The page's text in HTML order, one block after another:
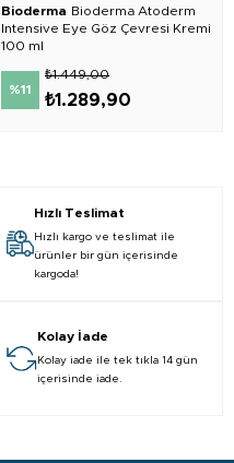
Bioderma Bioderma Atoderm
Intensive Eye Göz Çevresi Kremi
100 ml
%11
₺1.289,90
₺1.449,00
Hızlı Teslimat
Hızlı kargo ve teslimat ile
ürünler bir gün içerisinde
kargoda!
Kolay İade
Kolay iade ile tek tıkla 14 gün
içerisinde iade.